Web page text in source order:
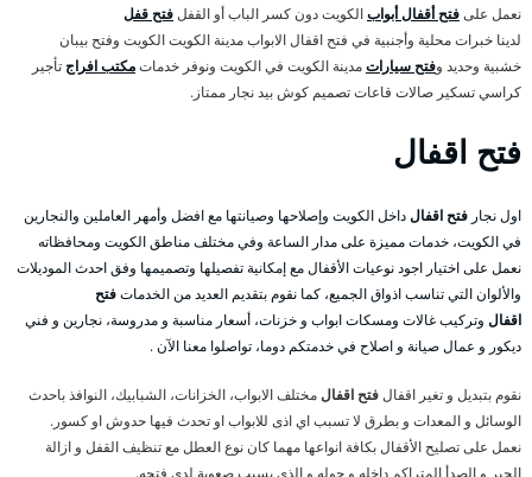
نعمل علىفتح أقفال أبوابالكويت دون كسر الباب أو القفلفتح قفل
لدينا خبرات محلية وأجنبية في فتح اقفال الابواب مدينة الكويت الكويت وفتح بيبان
خشبية وحديد وفتح سياراتمدينة الكويت في الكويت ونوفر خدماتمكتب افراج تأجير
كراسي تسكير صالات قاعات تصميم كوش بيد نجار ممتاز.
فتح اقفال
اول نجار فتح اقفالداخل الكويت وإصلاحها وصيانتها مع افضل وأمهر العاملين والنجارين
في الكويت، خدمات مميزة على مدار الساعة وفي مختلف مناطق الكويت ومحافظاته
نعمل على اختيار اجود نوعيات الأقفال مع إمكانية تفصيلها وتصميمها وفق احدث الموديلات
والألوان التي تناسب اذواق الجميع، كما نقوم بتقديم العديد من الخدماتفتح
اقفال وتركيب غالات ومسكات ابواب و خزنات، أسعار مناسبة و مدروسة، نجارين و فني
ديكور و عمال صيانة و اصلاح في خدمتكم دوما، تواصلوا معنا الآن .
نقوم بتبديل و تغير اقفالفتح اقفالمختلف الابواب، الخزانات، الشبابيك، النوافذ باحدث
الوسائل و المعدات و بطرق لا تسبب اي اذى للابواب او تحدث فيها حدوش او كسور.
نعمل على تصليح الأقفال بكافة انواعها مهما كان نوع العطل مع تنظيف القفل و ازالة
الجير و الصدأ المتراكم داخله و حوله و الذي يسبب صعوبة لدى فتحه.